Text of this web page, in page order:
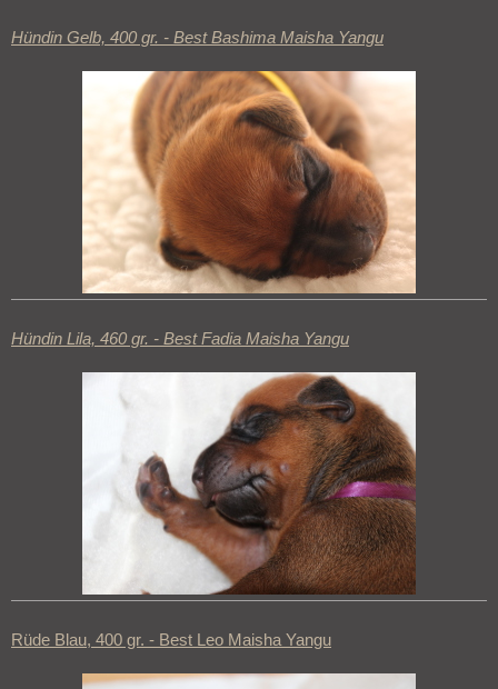
Hündin Gelb, 400 gr. - Best Bashima Maisha Yangu
Hündin Lila, 460 gr. - Best Fadia Maisha Yangu
Rüde Blau, 400 gr. - Best Leo Maisha Yangu